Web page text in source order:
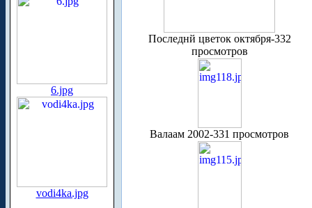
6.jpg
vodi4ka.jpg
Последнй цветок октября-332
просмотров
Валаам 2002-331 просмотров